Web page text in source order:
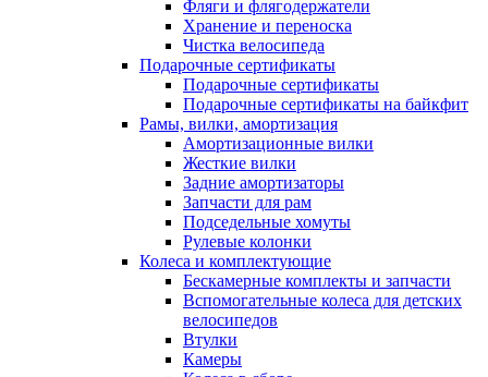
Фляги и флягодержатели
Хранение и переноска
Чистка велосипеда
Подарочные сертификаты
Подарочные сертификаты
Подарочные сертификаты на байкфит
Рамы, вилки, амортизация
Амортизационные вилки
Жесткие вилки
Задние амортизаторы
Запчасти для рам
Подседельные хомуты
Рулевые колонки
Колеса и комплектующие
Бескамерные комплекты и запчасти
Вспомогательные колеса для детских
велосипедов
Втулки
Камеры